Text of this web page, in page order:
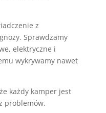
z
Sprawdzamy
elektryczne i
wykrywamy nawet
każdy kamper jest
problemów.